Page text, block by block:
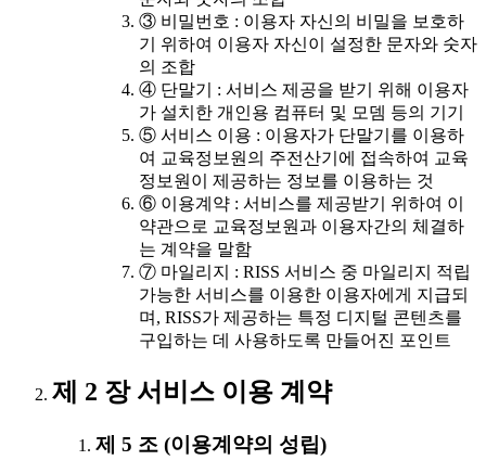
③ 비밀번호 : 이용자 자신의 비밀을 보호하
기 위하여 이용자 자신이 설정한 문자와 숫자
의 조합
④ 단말기 : 서비스 제공을 받기 위해 이용자
가 설치한 개인용 컴퓨터 및 모뎀 등의 기기
⑤ 서비스 이용 : 이용자가 단말기를 이용하
여 교육정보원의 주전산기에 접속하여 교육
정보원이 제공하는 정보를 이용하는 것
⑥ 이용계약 : 서비스를 제공받기 위하여 이
약관으로 교육정보원과 이용자간의 체결하
는 계약을 말함
⑦ 마일리지 : RISS 서비스 중 마일리지 적립
가능한 서비스를 이용한 이용자에게 지급되
며, RISS가 제공하는 특정 디지털 콘텐츠를
구입하는 데 사용하도록 만들어진 포인트
제 2 장 서비스 이용 계약
제 5 조 (이용계약의 성립)